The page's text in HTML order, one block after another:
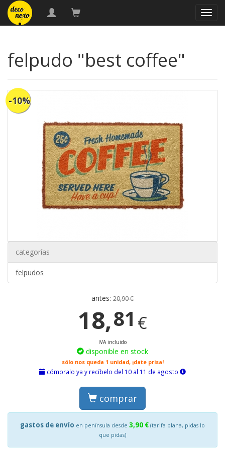
felpudo "best coffee"
-10%
categorías
felpudos
antes: 20,90 €
18,81 €
IVA incluido
disponible en stock
sólo nos queda 1 unidad, ¡date prisa!
cómpralo ya y recíbelo del 10 al 11 de agosto
comprar
gastos de envío en península desde 3,90 € (tarifa plana, pidas lo
que pidas)